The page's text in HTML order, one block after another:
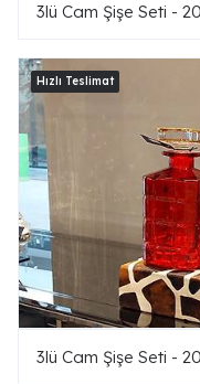
3lü Cam Şişe Seti -
3lü Cam Şişe Seti -